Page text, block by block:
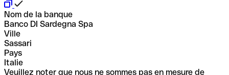
Nom de la banque
Banco DI Sardegna Spa
Ville
Sassari
Pays
Italie
Veuillez noter que nous ne sommes pas en mesure de